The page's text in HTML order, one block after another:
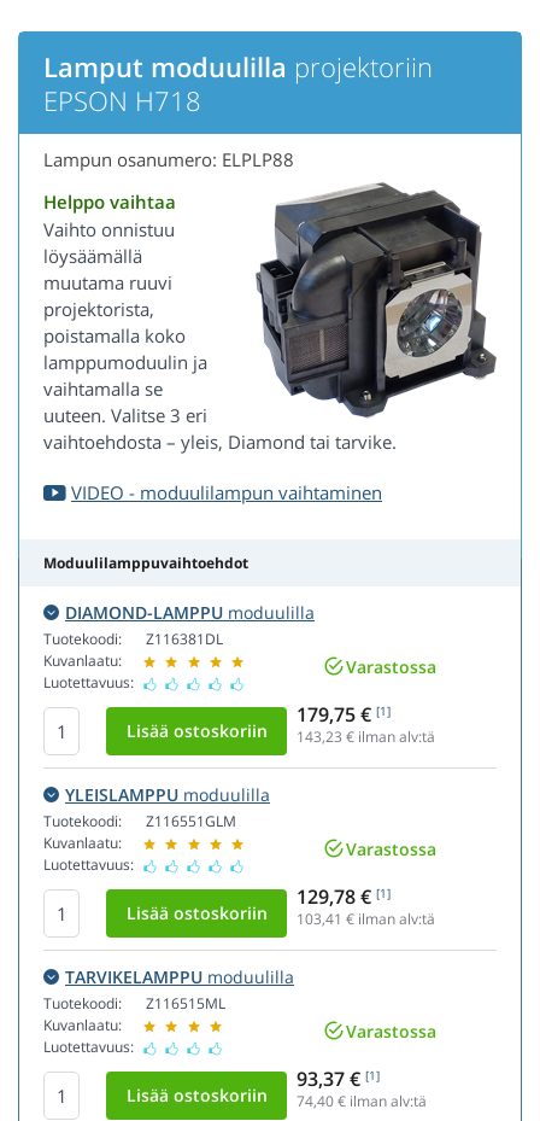
Lamput moduulilla projektoriin
EPSON H718
Lampun osanumero: ELPLP88
Helppo vaihtaa
Vaihto onnistuu
löysäämällä
muutama ruuvi
projektorista,
poistamalla koko
lamppumoduulin ja
vaihtamalla se
uuteen. Valitse 3 eri
vaihtoehdosta – yleis, Diamond tai tarvike.
VIDEO - moduulilampun vaihtaminen
Moduulilamppuvaihtoehdot
DIAMOND-LAMPPU moduulilla
Tuotekoodi:
Kuvanlaatu:
Luotettavuus:
Z116381DL
Varastossa
179,75 € [1]
143,23 € ilman alv:tä
YLEISLAMPPU moduulilla
Tuotekoodi:
Kuvanlaatu:
Luotettavuus:
Z116551GLM
Varastossa
129,78 € [1]
103,41 € ilman alv:tä
TARVIKELAMPPU moduulilla
Tuotekoodi:
Kuvanlaatu:
Luotettavuus:
Z116515ML
Varastossa
93,37 € [1]
74,40€ ilman alv:tä